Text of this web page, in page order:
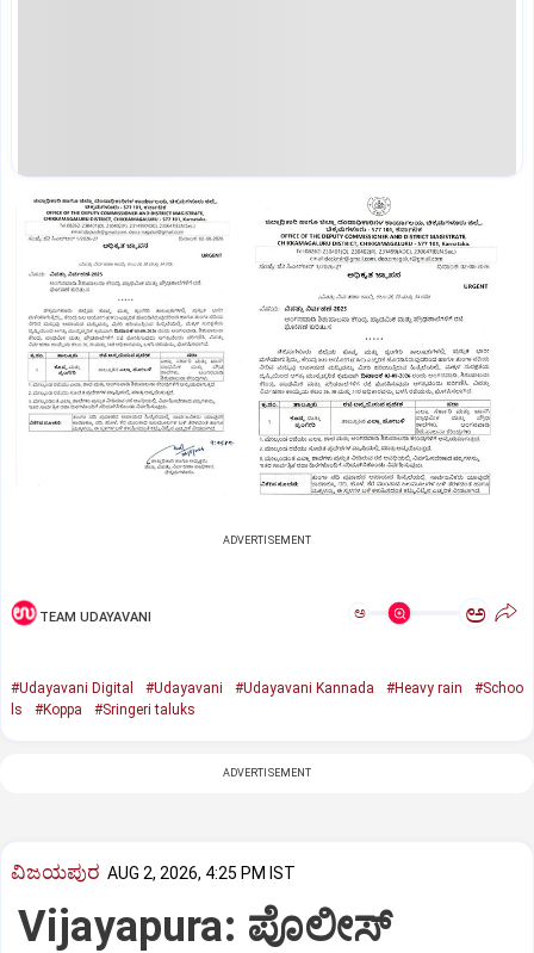
ADVERTISEMENT
TEAM UDAYAVANI ಅ ಅ
#Udayavani Digital #Udayavani #Udayavani Kannada #Heavy rain
#Schoo
ls
#Koppa #Sringeri taluks
ADVERTISEMENT
ವಿಜಯಪುರ AUG 2, 2026, 4:25 PM IST
Vijayapura: ಪೊಲೀಸ್